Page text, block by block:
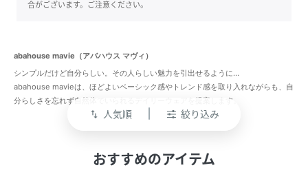
swap_vert 人気順 絞り込み
合がございます。ご注意ください。
abahouse mavie（アバハウス マヴィ）
シンプルだけど自分らしい。その人らしい魅力を引出せるように…
abahouse mavieは、ほどよいベーシック感やトレンド感を取り入れながらも、自
分らしさを忘れず自然体でいられるデイリーウェアを提案します。
おすすめのアイテム